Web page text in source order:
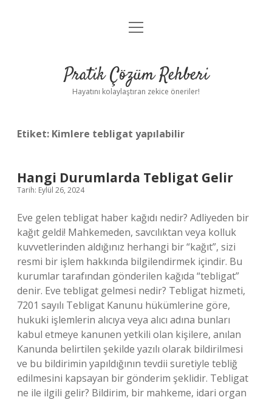
Anasayfa
Yasal Uyarı
menüyü
Pratik Çözüm Rehberi
Hayatını kolaylaştıran zekice öneriler!
Etiket: Kimlere tebligat yapılabilir
Hangi Durumlarda Tebligat Gelir
Tarih: Eylül 26, 2024
Eve gelen tebligat haber kağıdı nedir? Adliyeden bir
kağıt geldi! Mahkemeden, savcılıktan veya kolluk
kuvvetlerinden aldığınız herhangi bir “kağıt”, sizi
resmi bir işlem hakkında bilgilendirmek içindir. Bu
kurumlar tarafından gönderilen kağıda “tebligat”
denir. Eve tebligat gelmesi nedir? Tebligat hizmeti,
7201 sayılı Tebligat Kanunu hükümlerine göre,
hukuki işlemlerin alıcıya veya alıcı adına bunları
kabul etmeye kanunen yetkili olan kişilere, anılan
Kanunda belirtilen şekilde yazılı olarak bildirilmesi
ve bu bildirimin yapıldığının tevdii suretiyle tebliğ
edilmesini kapsayan bir gönderim şeklidir. Tebligat
ne ile ilgili gelir? Bildirim, bir mahkeme, idari organ